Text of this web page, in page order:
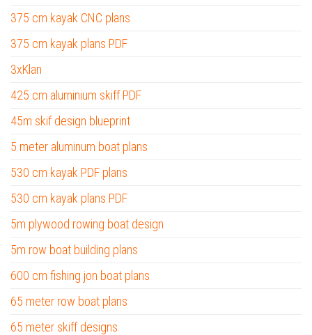
375 cm kayak CNC plans
375 cm kayak plans PDF
3xKlan
425 cm aluminium skiff PDF
45m skif design blueprint
5 meter aluminum boat plans
530 cm kayak PDF plans
530 cm kayak plans PDF
5m plywood rowing boat design
5m row boat building plans
600 cm fishing jon boat plans
65 meter row boat plans
65 meter skiff designs